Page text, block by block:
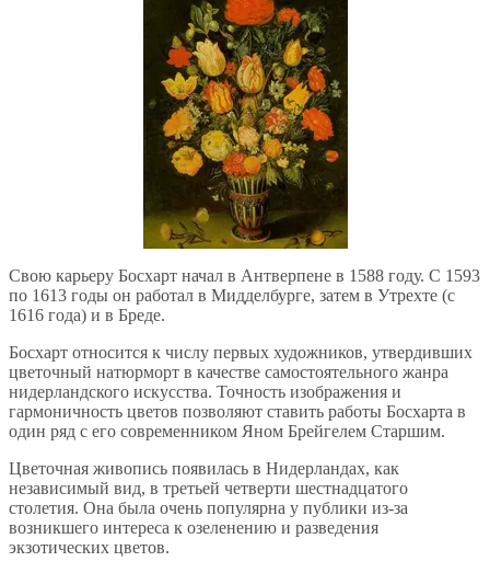
Свою карьеру Босхарт начал в Антверпене в 1588 году. С 1593
по 1613 годы он работал в Мидделбурге, затем в Утрехте (с
1616 года) и в Бреде.
Босхарт относится к числу первых художников, утвердивших
цветочный натюрморт в качестве самостоятельного жанра
нидерландского искусства. Точность изображения и
гармоничность цветов позволяют ставить работы Босхарта в
один ряд с его современником Яном Брейгелем Старшим.
Цветочная живопись появилась в Нидерландах, как
независимый вид, в третьей четверти шестнадцатого
столетия. Она была очень популярна у публики из-за
возникшего интереса к озеленению и разведения
экзотических цветов.